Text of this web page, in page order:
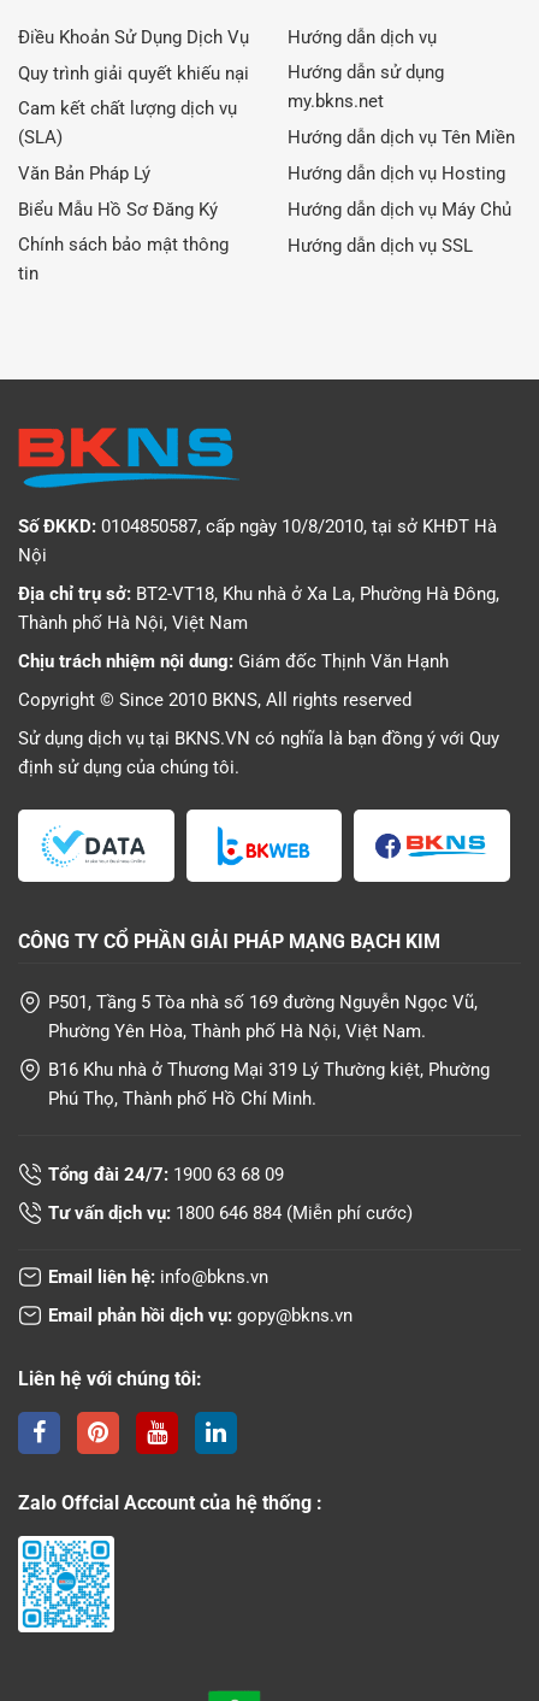
Điều Khoản Sử Dụng Dịch Vụ
Quy trình giải quyết khiếu nại
Cam kết chất lượng dịch vụ
(SLA)
Văn Bản Pháp Lý
Biểu Mẫu Hồ Sơ Đăng Ký
Chính sách bảo mật thông
tin
Hướng dẫn dịch vụ
Hướng dẫn sử dụng
my.bkns.net
Hướng dẫn dịch vụ Tên Miền
Hướng dẫn dịch vụ Hosting
Hướng dẫn dịch vụ Máy Chủ
Hướng dẫn dịch vụ SSL
Số ĐKKD: 0104850587, cấp ngày 10/8/2010, tại sở KHĐT Hà
Nội
Địa chỉ trụ sở: BT2-VT18, Khu nhà ở Xa La, Phường Hà Đông,
Thành phố Hà Nội, Việt Nam
Chịu trách nhiệm nội dung: Giám đốc Thịnh Văn Hạnh
Copyright © Since 2010 BKNS, All rights reserved
Sử dụng dịch vụ tại BKNS.VN có nghĩa là bạn đồng ý với Quy
định sử dụng của chúng tôi.
CÔNG TY CỔ PHẦN GIẢI PHÁP MẠNG BẠCH KIM
P501, Tầng 5 Tòa nhà số 169 đường Nguyễn Ngọc Vũ,
Phường Yên Hòa, Thành phố Hà Nội, Việt Nam.
B16 Khu nhà ở Thương Mại 319 Lý Thường kiệt, Phường
Phú Thọ, Thành phố Hồ Chí Minh.
Tổng đài 24/7: 1900 63 68 09
Tư vấn dịch vụ: 1800 646 884 (Miễn phí cước)
Email liên hệ: info@bkns.vn
Email phản hồi dịch vụ: gopy@bkns.vn
Liên hệ với chúng tôi:
Zalo Offcial Account của hệ thống :